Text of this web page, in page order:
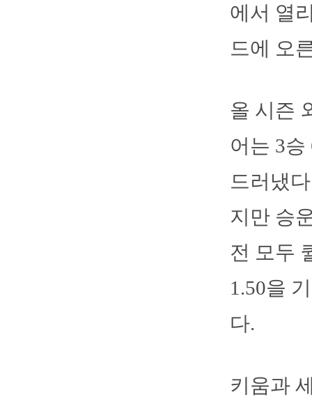
에서 열
드에 오
올 시즌
어는 3
드러냈
지만 승
전 모두
1.50을
다.
키움과